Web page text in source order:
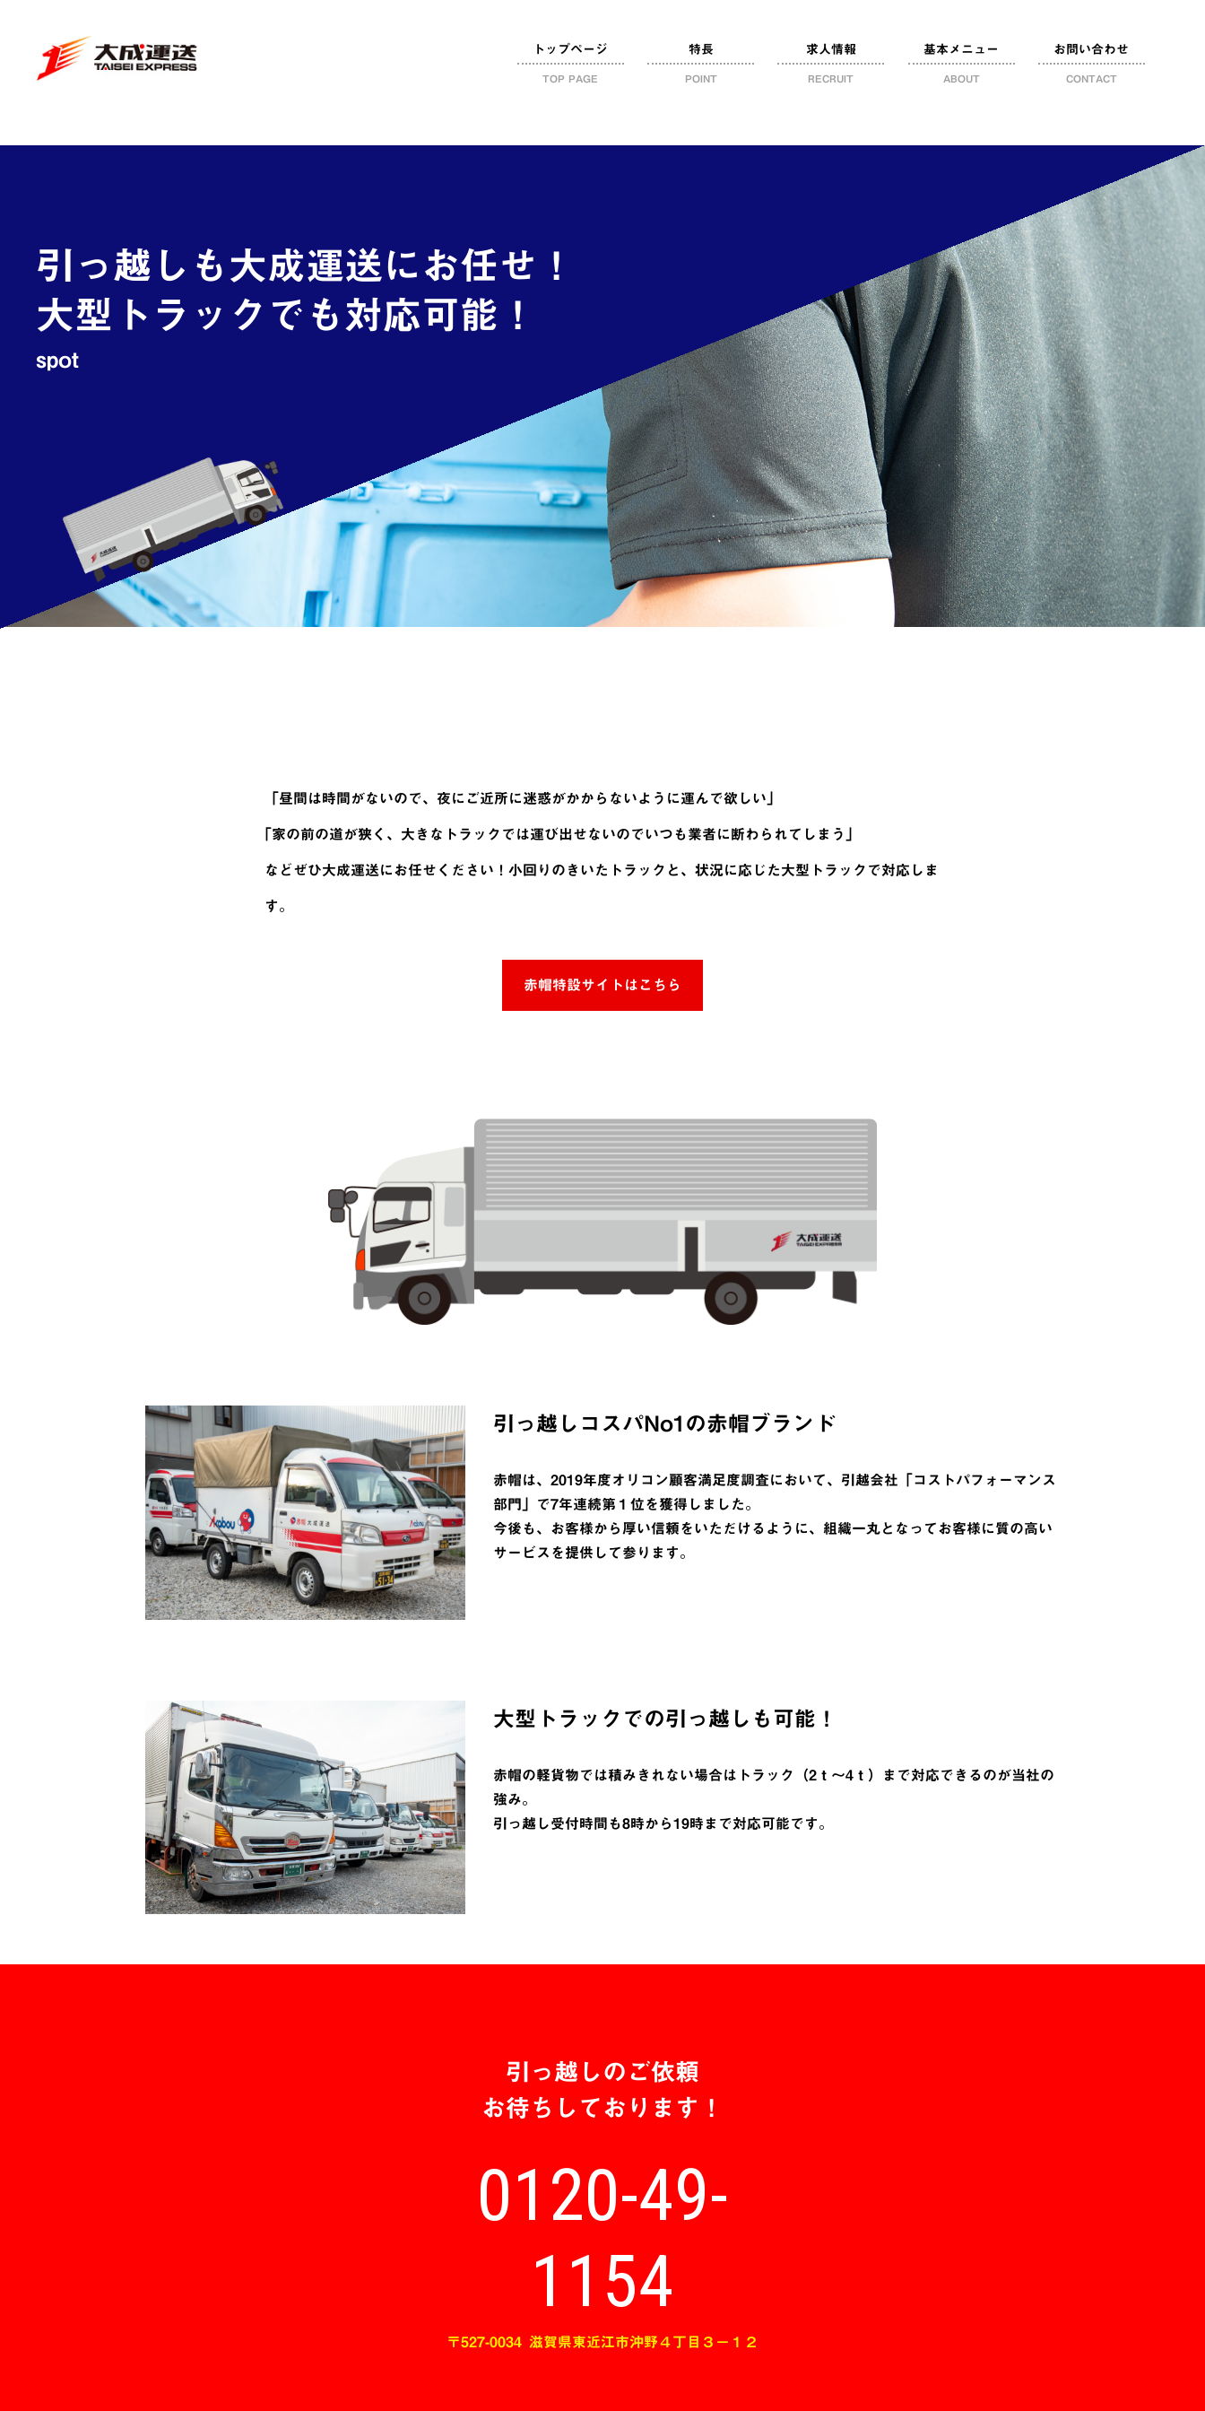
トップページ
TOP PAGE
特長
POINT
求人情報
RECRUIT
基本メニュー
ABOUT
お問い合わせ
CONTACT
引っ越しも大成運送にお任せ！
大型トラックでも対応可能！
spot
「昼間は時間がないので、夜にご近所に迷惑がかからないように運んで欲しい」
｢家の前の道が狭く、大きなトラックでは運び出せないのでいつも業者に断わられてしまう」
などぜひ大成運送にお任せください！小回りのきいたトラックと、状況に応じた大型トラックで対応しま
す。
赤帽特設サイトはこちら
引っ越しコスパNo1の赤帽ブランド
赤帽は、2019年度オリコン顧客満足度調査において、引越会社「コストパフォーマンス
部門」で7年連続第１位を獲得しました。
今後も、お客様から厚い信頼をいただけるように、組織一丸となってお客様に質の高い
サービスを提供して参ります。
大型トラックでの引っ越しも可能！
赤帽の軽貨物では積みきれない場合はトラック（2ｔ～4ｔ）まで対応できるのが当社の
強み。
引っ越し受付時間も8時から19時まで対応可能です。
引っ越しのご依頼
お待ちしております！
0120-49-
1154
〒527-0034 滋賀県東近江市沖野４丁目３−１２